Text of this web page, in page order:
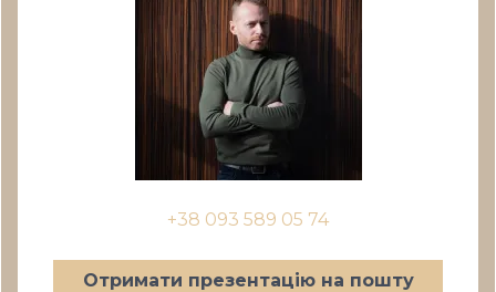
+38 093 589 05 74
Отримати презентацію на пошту